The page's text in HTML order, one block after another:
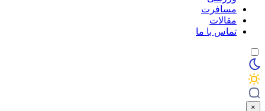
مسافرت
مقالات
تماس با ما
×